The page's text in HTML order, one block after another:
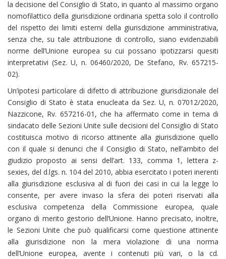
la decisione del Consiglio di Stato, in quanto al massimo organo
nomofilattico della giurisdizione ordinaria spetta solo il controllo
del rispetto dei limiti esterni della giurisdizione amministrativa,
senza che, su tale attribuzione di controllo, siano evidenziabili
norme dell’Unione europea su cui possano ipotizzarsi quesiti
interpretativi (Sez. U, n. 06460/2020, De Stefano, Rv. 657215-
02).
Un’ipotesi particolare di difetto di attribuzione giurisdizionale del
Consiglio di Stato è stata enucleata da Sez. U, n. 07012/2020,
Nazzicone, Rv. 657216-01, che ha affermato come in tema di
sindacato delle Sezioni Unite sulle decisioni del Consiglio di Stato
costituisca motivo di ricorso attinente alla giurisdizione quello
con il quale si denunci che il Consiglio di Stato, nell’ambito del
giudizio proposto ai sensi dell’art. 133, comma 1, lettera z-
sexies, del d.lgs. n. 104 del 2010, abbia esercitato i poteri inerenti
alla giurisdizione esclusiva al di fuori dei casi in cui la legge lo
consente, per avere invaso la sfera dei poteri riservati alla
esclusiva competenza della Commissione europea, quale
organo di merito gestorio dell’Unione. Hanno precisato, inoltre,
le Sezioni Unite che può qualificarsi come questione attinente
alla giurisdizione non la mera violazione di una norma
dell’Unione europea, avente i contenuti più vari, o la cd.